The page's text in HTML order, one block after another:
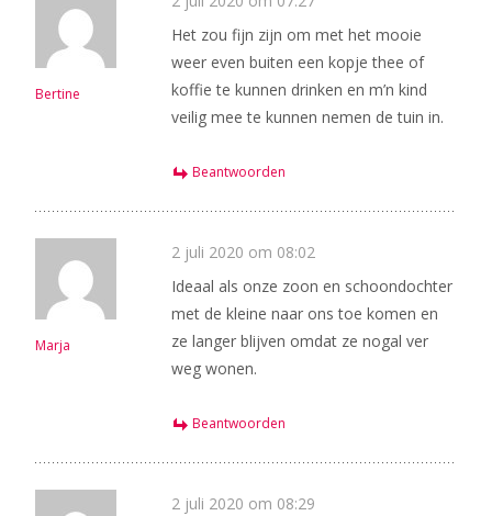
Bertine
Het zou fijn zijn om met het mooie
weer even buiten een kopje thee of
koffie te kunnen drinken en m’n kind
veilig mee te kunnen nemen de tuin in.
Beantwoorden
Marja
2 juli 2020 om 08:02
Ideaal als onze zoon en schoondochter
met de kleine naar ons toe komen en
ze langer blijven omdat ze nogal ver
weg wonen.
Beantwoorden
2 juli 2020 om 08:29